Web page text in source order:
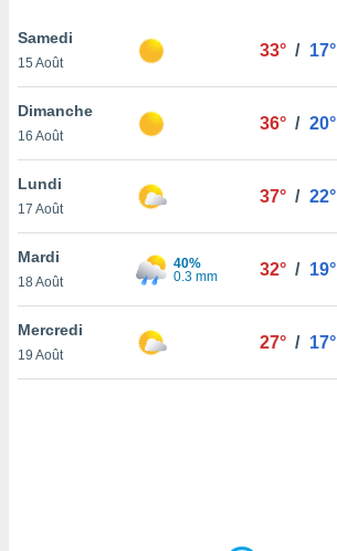
la
du
votre
à
en
le
Samedi
15 Août
33° / 17°
Dimanche
16 Août
36° / 20°
Lundi
17 Août
37° / 22°
Mardi
18 Août
40%
0.3 mm
32° / 19°
Mercredi
19 Août
27° / 17°